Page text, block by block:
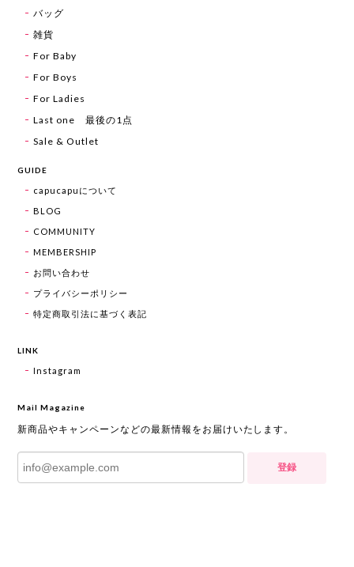
バッグ
雑貨
For Baby
For Boys
For Ladies
Last one 最後の1点
Sale & Outlet
GUIDE
capucapuについて
BLOG
COMMUNITY
MEMBERSHIP
お問い合わせ
プライバシーポリシー
特定商取引法に基づく表記
LINK
Instagram
Mail Magazine
新商品やキャンペーンなどの最新情報をお届けいたします。
登録